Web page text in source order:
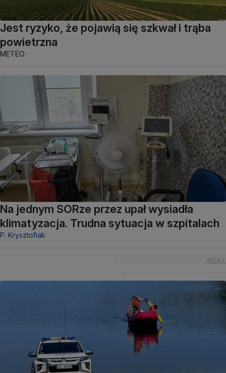
Jest ryzyko, że pojawią się szkwał i trąba
powietrzna
METEO
Na jednym SORze przez upał wysiadła
klimatyzacja. Trudna sytuacja w szpitalach
P. Krysztofiak